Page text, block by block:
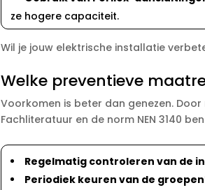
ze hogere capaciteit.​
Wil je jouw elektrische installatie
Welke preventieve
Voorkomen is beter dan genezen.​
Fachliteratuur en de norm NEN 3140
Regelmatig controleren van de
Periodiek keuren van de